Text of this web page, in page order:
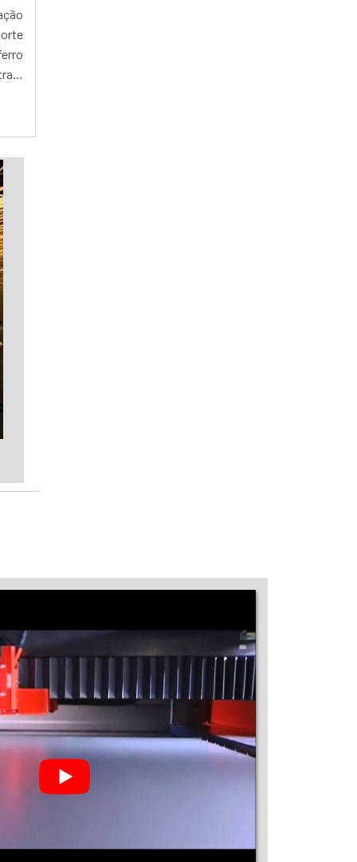
PREÇO
MÁQUINA DE CORTE A LASER PARA
MÁQUINA DE CORTE A LASER PARA
ACRÍLICO PREÇO
MÁQUINA DE CORTE A LASER PARA
BORDADO
MÁQUINA DE CORTE A LASER PARA
BORRACHA
MÁQUINA DE CORTE A LASER PARA